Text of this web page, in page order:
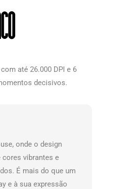
até 26.000 DPI e 6
decisivos.
onde o design
vibrantes e
É mais do que um
e à sua expressão